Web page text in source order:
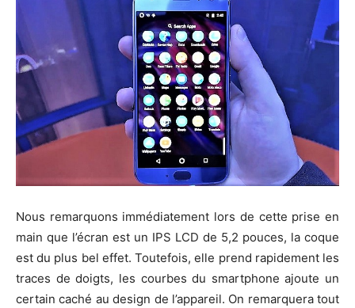
Nous remarquons immédiatement lors de cette prise en
main que l’écran est un IPS LCD de 5,2 pouces, la coque
est du plus bel effet. Toutefois, elle prend rapidement les
traces de doigts, les courbes du smartphone ajoute un
certain caché au design de l’appareil. On remarquera tout